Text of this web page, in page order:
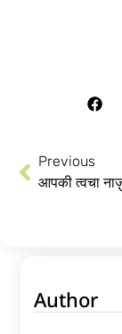
Previous
Author